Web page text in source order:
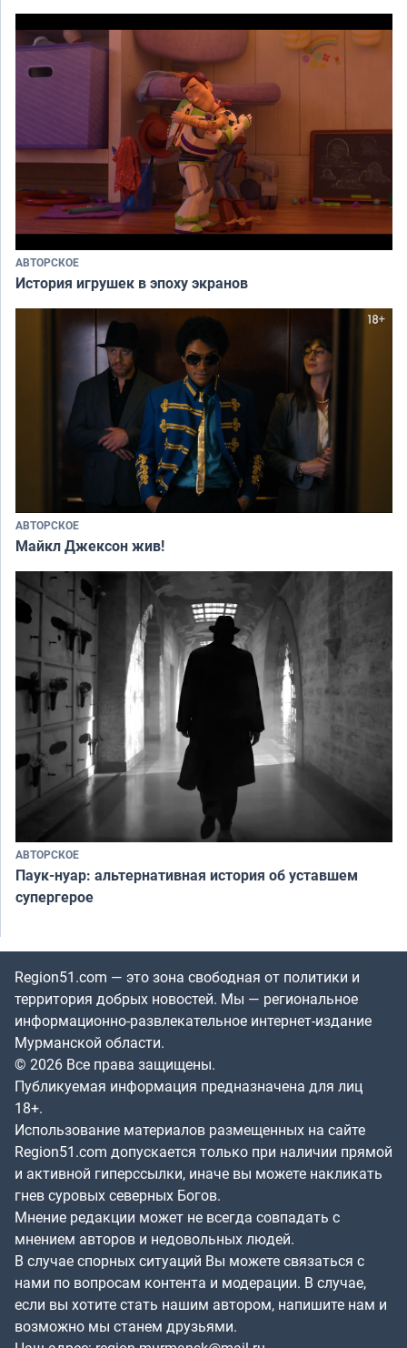
АВТОРСКОЕ
История игрушек в эпоху экранов
АВТОРСКОЕ
Майкл Джексон жив!
АВТОРСКОЕ
Паук-нуар: альтернативная история об уставшем
супергерое
Region51.com — это зона свободная от политики и
территория добрых новостей. Мы — региональное
информационно-развлекательное интернет-издание
Мурманской области.
© 2026 Все права защищены.
Публикуемая информация предназначена для лиц
18+.
Использование материалов размещенных на сайте
Region51.com допускается только при наличии прямой
и активной гиперссылки, иначе вы можете накликать
гнев суровых северных Богов.
Мнение редакции может не всегда совпадать с
мнением авторов и недовольных людей.
В случае спорных ситуаций Вы можете связаться с
нами по вопросам контента и модерации. В случае,
если вы хотите стать нашим автором, напишите нам и
возможно мы станем друзьями.